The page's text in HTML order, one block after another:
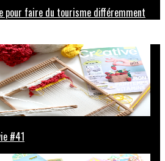
pour faire du tourisme différemment
#41